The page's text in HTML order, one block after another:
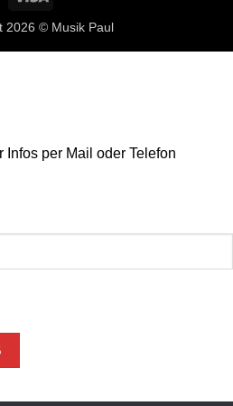
2026 © Musik Paul
Infos per Mail oder Telefon